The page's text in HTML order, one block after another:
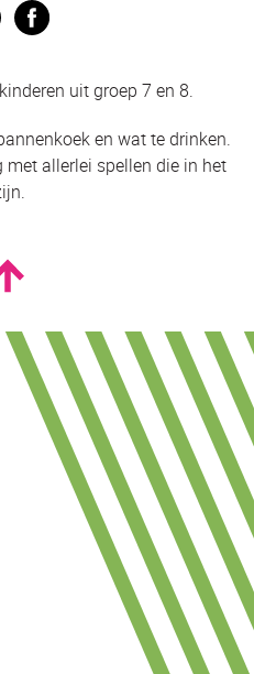
Twitter
uit groep 7 en 8.
en wat te drinken.
allerlei spellen die in het